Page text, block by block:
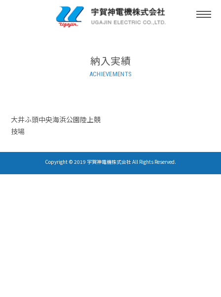
納入実績
ACHIEVEMENTS
大井ふ頭中央海浜公園陸上競
技場
Copyright © 2019 宇賀神電機株式会社 All Rights Reserved.